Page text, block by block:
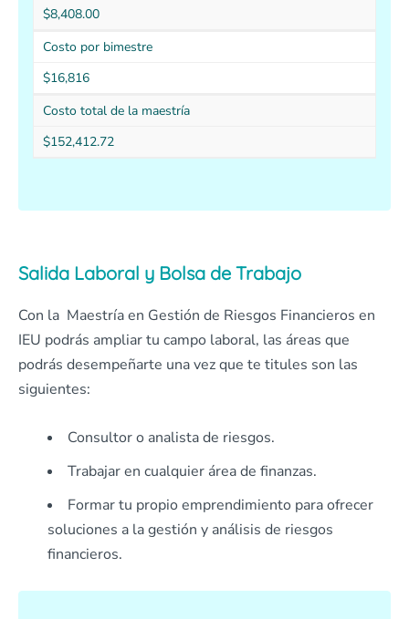
$8,408.00
Costo por bimestre
$16,816
Costo total de la maestría
$152,412.72
Salida Laboral y Bolsa de Trabajo
Con la Maestría en Gestión de Riesgos Financieros en
IEU podrás ampliar tu campo laboral, las áreas que
podrás desempeñarte una vez que te titules son las
siguientes:
Consultor o analista de riesgos.
Trabajar en cualquier área de finanzas.
Formar tu propio emprendimiento para ofrecer
soluciones a la gestión y análisis de riesgos
financieros.